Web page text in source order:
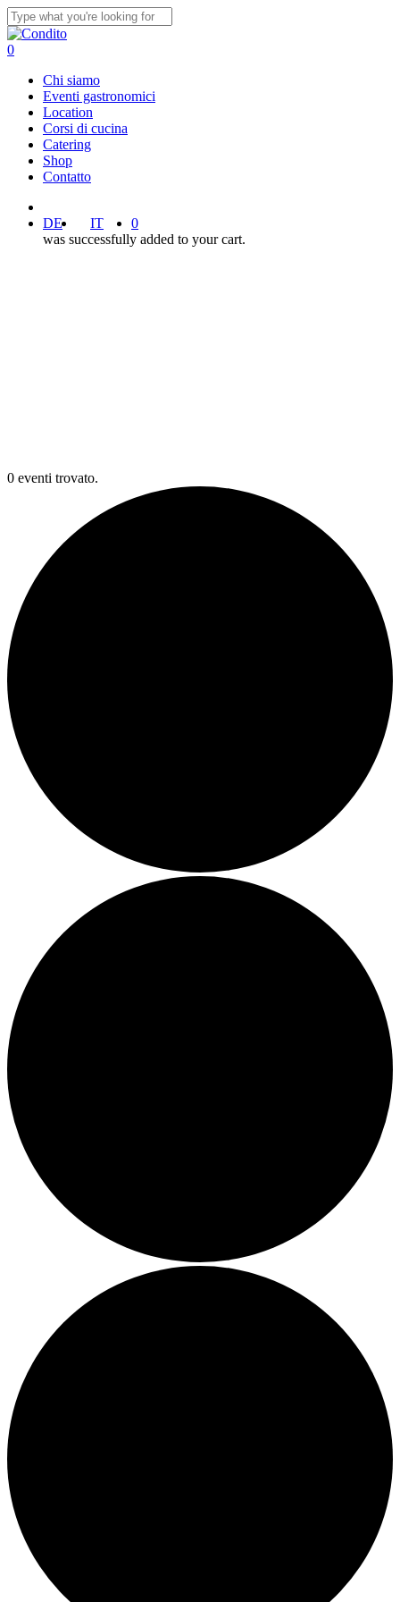
Skip
to
main
Close
Search
0
Chi siamo
Eventi gastronomici
Location
Corsi di cucina
Catering
Shop
Contatto
DE
IT
0
was successfully added to your cart.
0 eventi trovato.